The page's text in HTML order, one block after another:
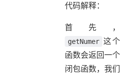
代码解释：
首先，
getNumer 这个
函数会返回一个
闭包函数，我们